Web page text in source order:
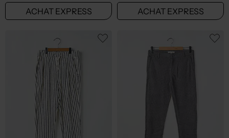
ACHAT EXPRESS ACHAT EXPRESS